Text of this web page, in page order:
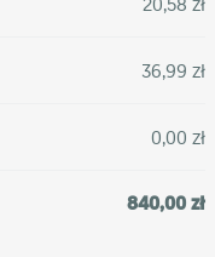
36,99 zł
0,00 zł
840,00 zł